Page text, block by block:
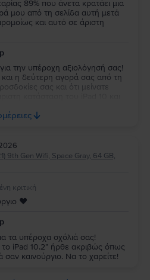
89% που άνετα κρατάει μια
μου από τη σελίδα αυτή μετά
και αυτό σε άριστη
την υπέροχη αξιολόγησή σας!
και η δεύτερη αγορά σας από τη
σας και ότι μείνατε
ξανά στο μέλλον!
9th Gen Wifi, Space Gray, 64 GB,
κριτική
♥️
τα υπέροχα σχόλιά σας!
το iPad 10.2” ήρθε ακριβώς όπως
σαν καινούργιο. Να το χαρείτε!